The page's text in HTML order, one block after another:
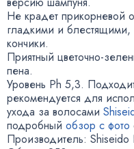
Не крадет прикорневой
гладкими и блестящими,
кончики.
Приятный цветочно-
пена.
Уровень Ph 5,3.
рекомендуется для
ухода за волосами
подробный обзор с фото
Производитель: Shiseido